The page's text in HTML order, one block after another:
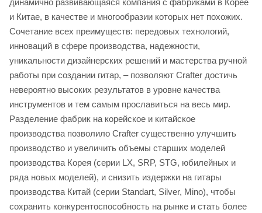
динамично развивающаяся компания с фабриками в Корее
и Китае, в качестве и многообразии которых нет похожих.
Сочетание всех преимуществ: передовых технологий,
инноваций в сфере производства, надежности,
уникальности дизайнерских решений и мастерства ручной
работы при создании гитар, – позволяют Crafter достичь
невероятно высоких результатов в уровне качества
инструментов и тем самым прославиться на весь мир.
Разделение фабрик на корейское и китайское
производства позволило Crafter существенно улучшить
производство и увеличить объемы старших моделей
производства Корея (серии LX, SRP, STG, юбилейных и
ряда новых моделей), и снизить издержки на гитары
производства Китай (серии Standart, Silver, Mino), чтобы
сохранить конкурентоспособность на рынке и стать более